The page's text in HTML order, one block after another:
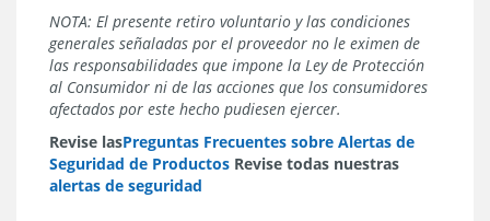
NOTA: El presente retiro voluntario y las condiciones
generales señaladas por el proveedor no le eximen de
las responsabilidades que impone la Ley de Protección
al Consumidor ni de las acciones que los consumidores
afectados por este hecho pudiesen ejercer.
Revise lasPreguntas Frecuentes sobre Alertas de
Seguridad de Productos Revise todas nuestras
alertas de seguridad